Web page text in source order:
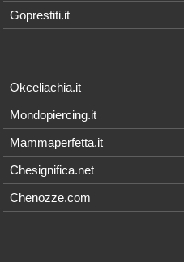
Goprestiti.it
Okceliachia.it
Mondopiercing.it
Mammaperfetta.it
Chesignifica.net
Chenozze.com